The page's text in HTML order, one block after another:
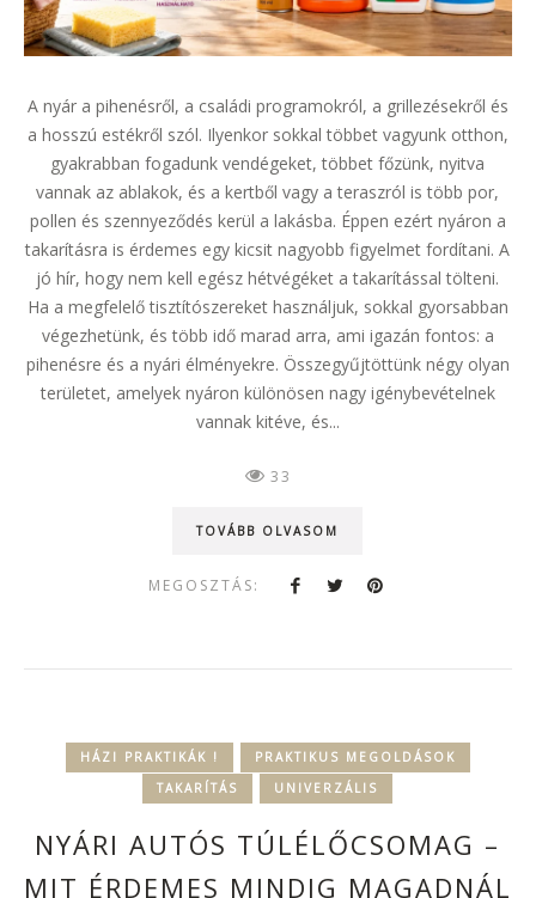
A nyár a pihenésről, a családi programokról, a grillezésekről és
a hosszú estékről szól. Ilyenkor sokkal többet vagyunk otthon,
gyakrabban fogadunk vendégeket, többet főzünk, nyitva
vannak az ablakok, és a kertből vagy a teraszról is több por,
pollen és szennyeződés kerül a lakásba. Éppen ezért nyáron a
takarításra is érdemes egy kicsit nagyobb figyelmet fordítani. A
jó hír, hogy nem kell egész hétvégéket a takarítással tölteni.
Ha a megfelelő tisztítószereket használjuk, sokkal gyorsabban
végezhetünk, és több idő marad arra, ami igazán fontos: a
pihenésre és a nyári élményekre. Összegyűjtöttünk négy olyan
területet, amelyek nyáron különösen nagy igénybevételnek
vannak kitéve, és...
33
TOVÁBB OLVASOM
MEGOSZTÁS:
HÁZI PRAKTIKÁK !
PRAKTIKUS MEGOLDÁSOK
TAKARÍTÁS
UNIVERZÁLIS
NYÁRI AUTÓS TÚLÉLŐCSOMAG –
MIT ÉRDEMES MINDIG MAGADNÁL